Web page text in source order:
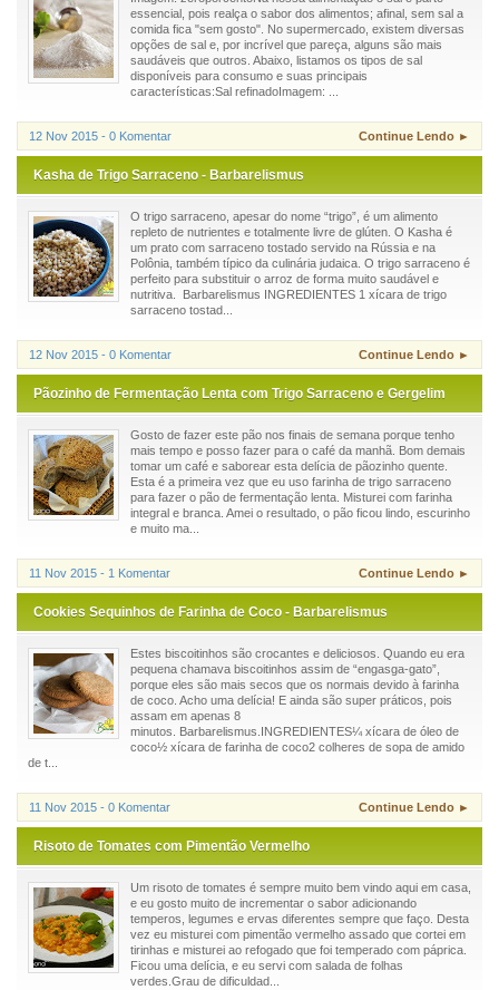
essencial, pois realça o sabor dos alimentos; afinal, sem sal a
comida fica "sem gosto". No supermercado, existem diversas
opções de sal e, por incrível que pareça, alguns são mais
saudáveis que outros. Abaixo, listamos os tipos de sal
disponíveis para consumo e suas principais
características:Sal refinadoImagem: ...
12 Nov 2015 - 0 Komentar Continue Lendo ►
Kasha de Trigo Sarraceno - Barbarelismus
O trigo sarraceno, apesar do nome “trigo”, é um alimento
repleto de nutrientes e totalmente livre de glúten. O Kasha é
um prato com sarraceno tostado servido na Rússia e na
Polônia, também típico da culinária judaica. O trigo sarraceno é
perfeito para substituir o arroz de forma muito saudável e
nutritiva. Barbarelismus INGREDIENTES 1 xícara de trigo
sarraceno tostad...
12 Nov 2015 - 0 Komentar Continue Lendo ►
Pãozinho de Fermentação Lenta com Trigo Sarraceno e Gergelim
Gosto de fazer este pão nos finais de semana porque tenho
mais tempo e posso fazer para o café da manhã. Bom demais
tomar um café e saborear esta delícia de pãozinho quente.
Esta é a primeira vez que eu uso farinha de trigo sarraceno
para fazer o pão de fermentação lenta. Misturei com farinha
integral e branca. Amei o resultado, o pão ficou lindo, escurinho
e muito ma...
11 Nov 2015 - 1 Komentar Continue Lendo ►
Cookies Sequinhos de Farinha de Coco - Barbarelismus
Estes biscoitinhos são crocantes e deliciosos. Quando eu era
pequena chamava biscoitinhos assim de “engasga-gato”,
porque eles são mais secos que os normais devido à farinha
de coco. Acho uma delícia! E ainda são super práticos, pois
assam em apenas 8
minutos. Barbarelismus.INGREDIENTES¼ xícara de óleo de
coco½ xícara de farinha de coco2 colheres de sopa de amido
de t...
11 Nov 2015 - 0 Komentar Continue Lendo ►
Risoto de Tomates com Pimentão Vermelho
Um risoto de tomates é sempre muito bem vindo aqui em casa,
e eu gosto muito de incrementar o sabor adicionando
temperos, legumes e ervas diferentes sempre que faço. Desta
vez eu misturei com pimentão vermelho assado que cortei em
tirinhas e misturei ao refogado que foi temperado com páprica.
Ficou uma delícia, e eu servi com salada de folhas
verdes.Grau de dificuldad...